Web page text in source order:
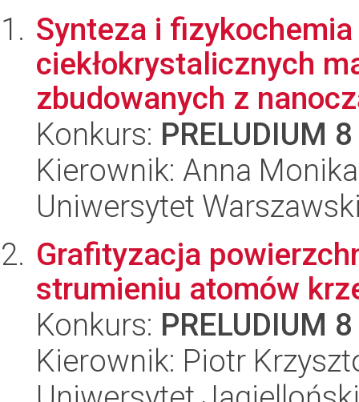
Synteza i
ciekłokrystalicznych
zbudowanych z
Konkurs: PRELUDIUM 8
Kierownik: Anna
Uniwersytet
Grafityzacja
strumieniu atomów
Konkurs: PRELUDIUM 8
Kierownik: Piotr